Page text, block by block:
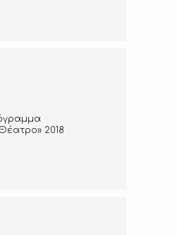
2018